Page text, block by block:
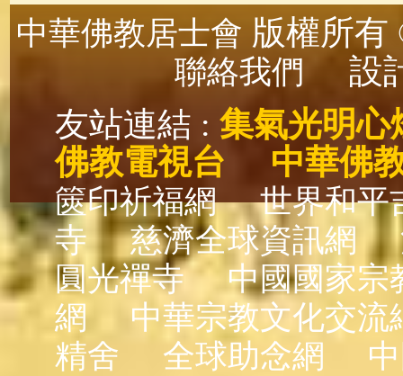
中華佛教居士會 版權所
聯絡我們 設
友站連結 : 集氣光明心
佛教電視台
中華佛
篋印祈福網
世界和平
寺
慈濟全球資訊網
圓光禪寺
中國國家宗
網
中華宗教文化交流
精舍
全球助念網